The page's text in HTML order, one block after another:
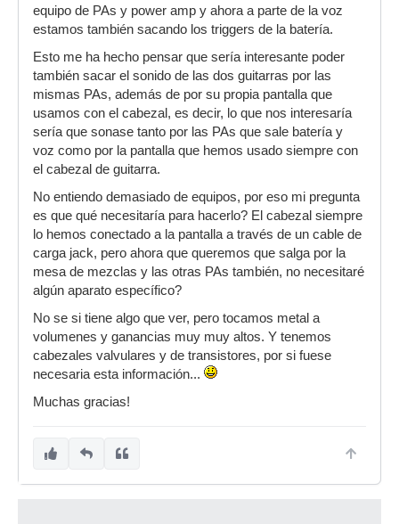
equipo de PAs y power amp y ahora a parte de la voz
estamos también sacando los triggers de la batería.
Esto me ha hecho pensar que sería interesante poder
también sacar el sonido de las dos guitarras por las
mismas PAs, además de por su propia pantalla que
usamos con el cabezal, es decir, lo que nos interesaría
sería que sonase tanto por las PAs que sale batería y
voz como por la pantalla que hemos usado siempre con
el cabezal de guitarra.
No entiendo demasiado de equipos, por eso mi pregunta
es que qué necesitaría para hacerlo? El cabezal siempre
lo hemos conectado a la pantalla a través de un cable de
carga jack, pero ahora que queremos que salga por la
mesa de mezclas y las otras PAs también, no necesitaré
algún aparato específico?
No se si tiene algo que ver, pero tocamos metal a
volumenes y ganancias muy muy altos. Y tenemos
cabezales valvulares y de transistores, por si fuese
necesaria esta información...
Muchas gracias!